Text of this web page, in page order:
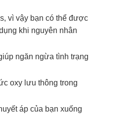
vì vậy bạn có thể được
khi nguyên nhân
ngăn ngừa tình trạng
oxy lưu thông trong
áp của bạn xuống